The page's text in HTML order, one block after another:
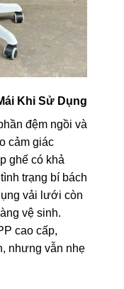
Khi Sử Dụng
đệm ngồi và
cảm giác
ghế có khả
trạng bí bách
vải lưới còn
vệ sinh.
cao cấp,
nhưng vẫn nhẹ